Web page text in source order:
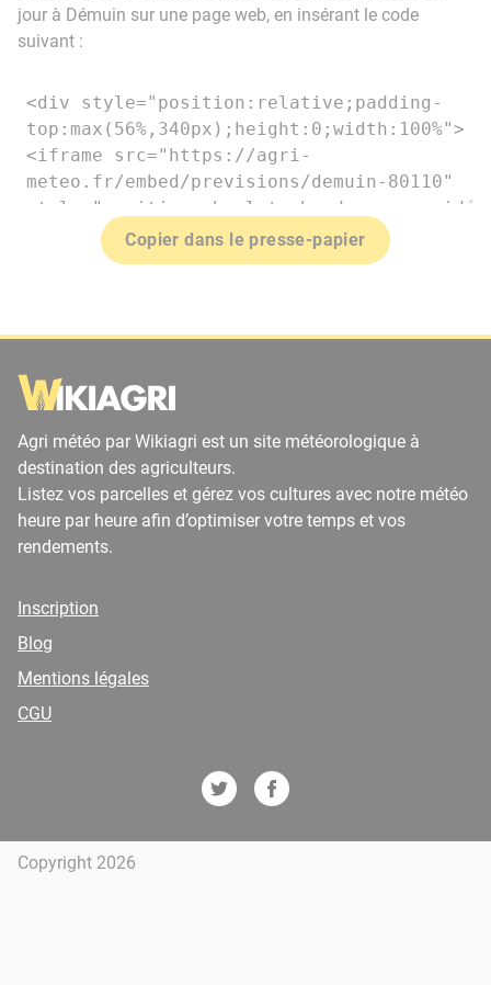
jour à Démuin sur une page web, en insérant le code
suivant :
Copier dans le presse-papier
Agri météo par Wikiagri est un site météorologique à
destination des agriculteurs.
Listez vos parcelles et gérez vos cultures avec notre météo
heure par heure afin d’optimiser votre temps et vos
rendements.
Inscription
Blog
Mentions légales
CGU
Copyright 2026